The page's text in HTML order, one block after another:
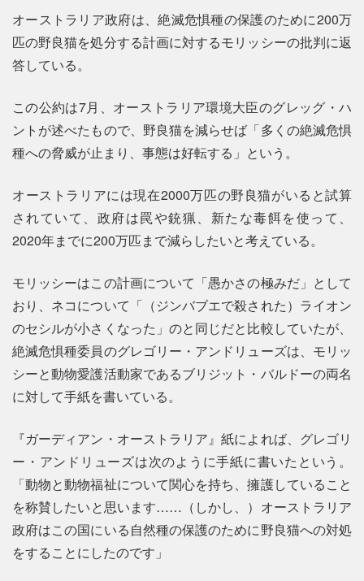
オーストラリア政府は、絶滅危惧種の保護のために200万
匹の野良猫を処分する計画に対するモリッシーの批判に返
答している。
この公約は7月、オーストラリア環境大臣のグレッグ・ハ
ントが述べたもので、野良猫を減らせば「多くの絶滅危惧
種への脅威が止まり、事態は好転する」という。
オーストラリアには現在2000万匹の野良猫がいると試算
されていて、政府は罠や銃猟、新たな毒餌を使って、
2020年までに200万匹まで減らしたいと考えている。
モリッシーはこの計画について「愚かさの極みだ」として
おり、ネコについて「（ジンバブエで殺された）ライオン
のセシルが小さくなった」のと同じだと比較していたが、
絶滅危惧種委員のグレゴリー・アンドリューズは、モリッ
シーと動物愛護活動家であるブリジット・バルドーの両名
に対して手紙を書いている。
『ガーディアン・オーストラリア』紙によれば、グレゴリ
ー・アンドリューズは次のように手紙に書いたという。
「動物と動物福祉について関心を持ち、擁護していること
を称賛したいと思います……（しかし、）オーストラリア
政府はこの国にいる自然種の保護のために野良猫への対処
をすることにしたのです」